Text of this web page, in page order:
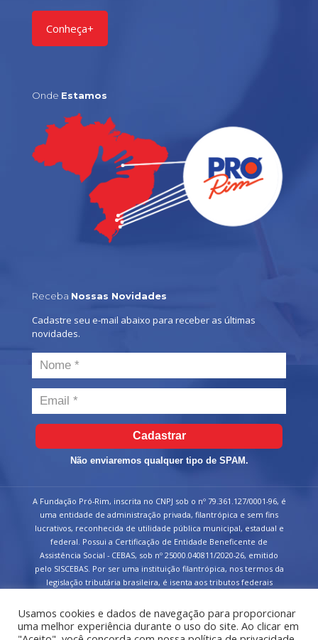
Conheça+
Onde Estamos
Receba Nossas Novidades
Cadastre seu e-mail abaixo para receber as últimas
novidades.
Cadastrar
Não enviaremos qualquer tipo de SPAM.
A Fundação Pró-Rim, inscrita no CNPJ sob o nº 79.361.127/0001-96, é
uma entidade de administração privada, filantrópica e sem fins
lucrativos, reconhecida de utilidade pública municipal, estadual e
federal. Possui a Certificação de Entidade Beneficente de
Assistência Social - CEBAS, sob nº 25000.040811/2020-26, emitido
pelo SISCEBAS. Por ser uma instituição filantrópica, nos termos da
legislação tributária brasileira, é isenta aos tributos federais
Usamos cookies e dados de navegação para proporcionar
uma melhor experiência durante o uso do site. Ao clicar em